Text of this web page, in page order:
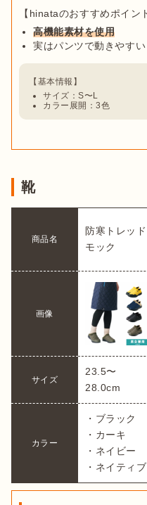
高機能素材を使用
実はパンツで動きやすい
サイズ：S〜L
カラー展開：3色
靴
商品名
防寒トレッド
モック
画像
サイズ
23.5〜
28.0cm
カラー
・ブラック
・カーキ
・ネイビー
・ネイティブ